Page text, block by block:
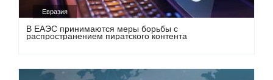
Евразия
В ЕАЭС принимаются меры борьбы с
распространением пиратского контента